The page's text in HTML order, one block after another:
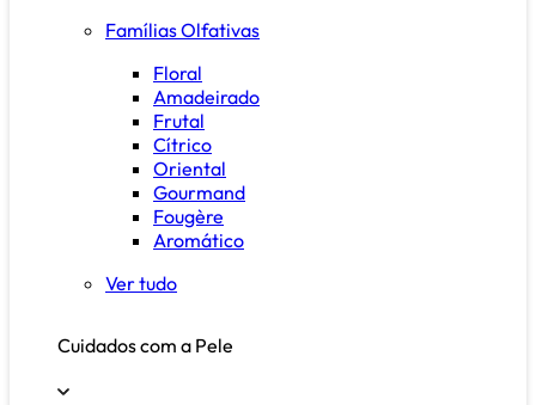
Famílias Olfativas
Floral
Amadeirado
Frutal
Cítrico
Oriental
Gourmand
Fougère
Aromático
Ver tudo
Cuidados com a Pele